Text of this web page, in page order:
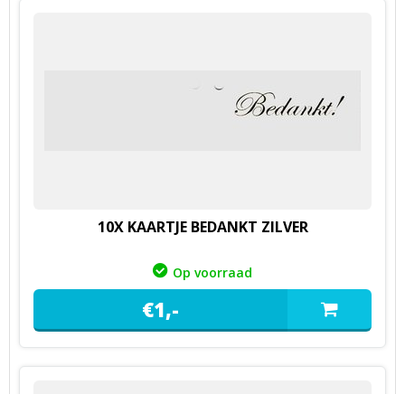
10X KAARTJE BEDANKT ZILVER
Op voorraad
€1,-